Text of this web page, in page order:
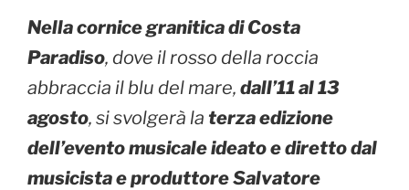
Nella cornice granitica di Costa
Paradiso, dove il rosso della roccia
abbraccia il blu del mare, dall’11 al 13
agosto, si svolgerà la terza edizione
dell’evento musicale ideato e diretto dal
musicista e produttore Salvatore